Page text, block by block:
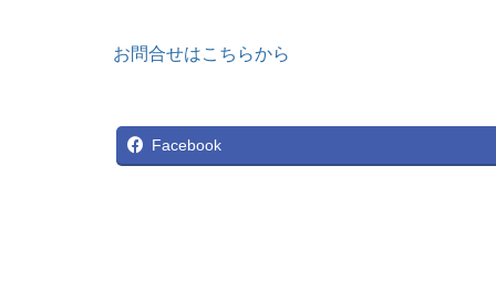
お問合せはこちらから
Facebook